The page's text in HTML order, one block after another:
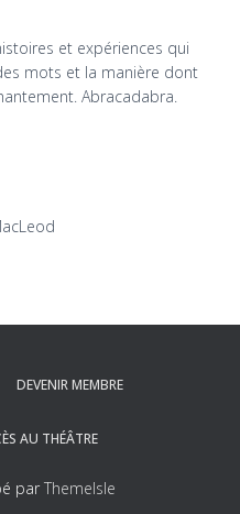
et expériences qui
mots et la manière dont
Abracadabra.
DEVENIR MEMBRE
AU THÉÂTRE
par ThemeIsle